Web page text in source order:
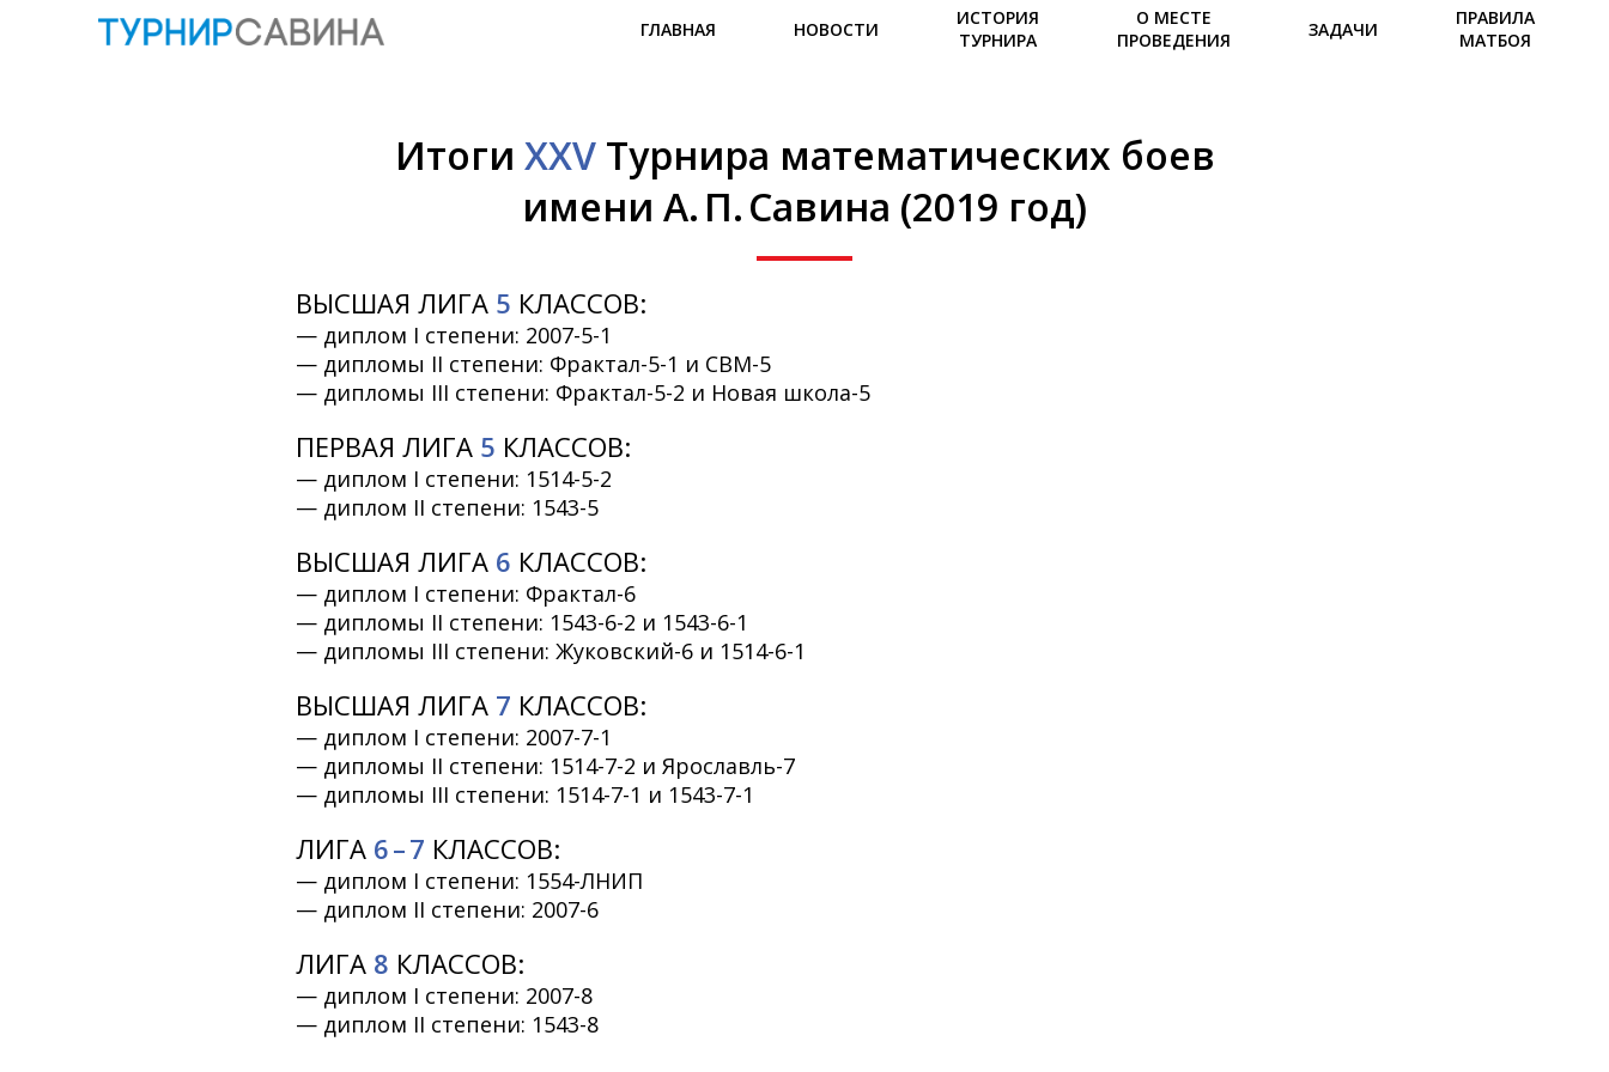
ГЛАВНАЯ НОВОСТИ
ИСТОРИЯ
ТУРНИРА
О МЕСТЕ
ПРОВЕДЕНИЯ
ЗАДАЧИ
ПРАВИЛА
МАТБОЯ
Итоги XXVТурнира математических боев
имени А. П. Савина (2019 год)
ВЫСШАЯ ЛИГА 5 КЛАССОВ:
— диплом I степени: 2007-5-1
— дипломы II степени: Фрактал-5-1 и СВМ-5
— дипломы III степени: Фрактал-5-2 и Новая школа-5
ПЕРВАЯ ЛИГА 5 КЛАССОВ:
— диплом I степени: 1514-5-2
— диплом II степени: 1543-5
ВЫСШАЯ ЛИГА 6 КЛАССОВ:
— диплом I степени: Фрактал-6
— дипломы II степени: 1543-6-2 и 1543-6-1
— дипломы III степени: Жуковский-6 и 1514-6-1
ВЫСШАЯ ЛИГА 7 КЛАССОВ:
— диплом I степени: 2007-7-1
— дипломы II степени: 1514-7-2 и Ярославль-7
— дипломы III степени: 1514-7-1 и 1543-7-1
ЛИГА 6 – 7 КЛАССОВ:
— диплом I степени: 1554-ЛНИП
— диплом II степени: 2007-6
ЛИГА 8 КЛАССОВ:
— диплом I степени: 2007-8
— диплом II степени: 1543-8